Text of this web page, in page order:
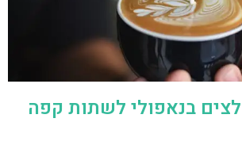
בנאפולי לשתות קפה